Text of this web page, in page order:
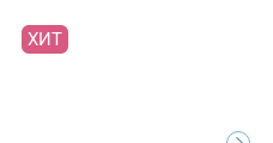
ХИТ